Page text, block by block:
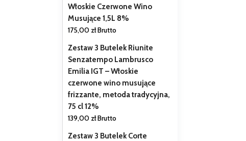
Włoskie Czerwone Wino
Musujące 1,5L 8%
175,00 złBrutto
Zestaw 3 Butelek Riunite
Senzatempo Lambrusco
Emilia IGT – Włoskie
czerwone wino musujące
frizzante, metoda tradycyjna,
75 cl 12%
139,00 złBrutto
Zestaw 3 Butelek Corte